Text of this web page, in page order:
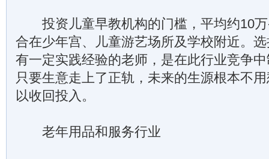
投资儿童早教机构的门槛，平均约10万
合在少年宫、儿童游艺场所及学校附近。
有一定实践经验的老师，是在此行业竞争
只要生意走上了正轨，未来的生源根本不
以收回投入。
老年用品和服务行业